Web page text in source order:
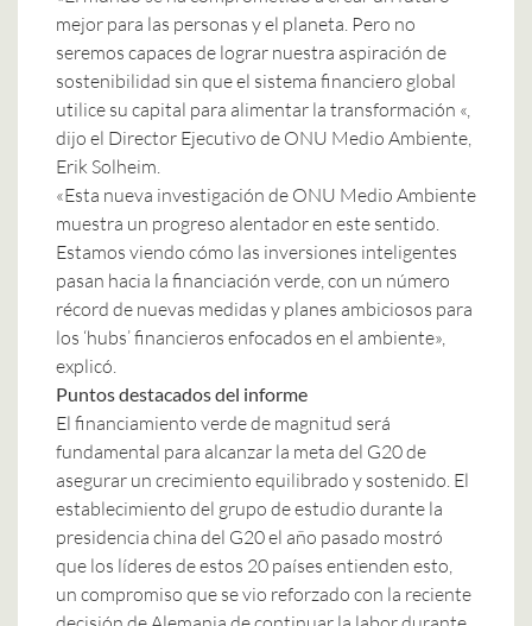
mejor para las personas y el planeta. Pero no
seremos capaces de lograr nuestra aspiración de
sostenibilidad sin que el sistema financiero global
utilice su capital para alimentar la transformación «,
dijo el Director Ejecutivo de ONU Medio Ambiente,
Erik Solheim.
«Esta nueva investigación de ONU Medio Ambiente
muestra un progreso alentador en este sentido.
Estamos viendo cómo las inversiones inteligentes
pasan hacia la financiación verde, con un número
récord de nuevas medidas y planes ambiciosos para
los ‘hubs’ financieros enfocados en el ambiente»,
explicó.
Puntos destacados del informe
El financiamiento verde de magnitud será
fundamental para alcanzar la meta del G20 de
asegurar un crecimiento equilibrado y sostenido. El
establecimiento del grupo de estudio durante la
presidencia china del G20 el año pasado mostró
que los líderes de estos 20 países entienden esto,
un compromiso que se vio reforzado con la reciente